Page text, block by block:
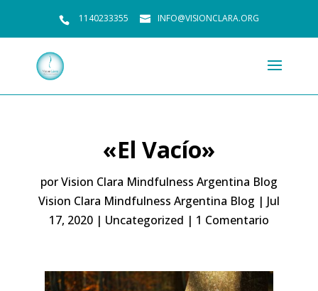
1140233355 INFO@VISIONCLARA.ORG
«El Vacío»
porVision Clara Mindfulness Argentina Blog
Vision Clara Mindfulness Argentina Blog | Jul
17, 2020| Uncategorized | 1 Comentario